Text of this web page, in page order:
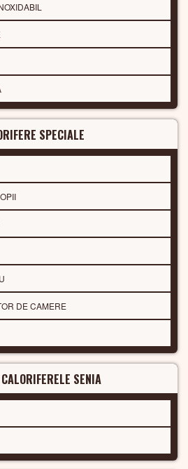
SPECIALE
DE CAMERE
SENIA